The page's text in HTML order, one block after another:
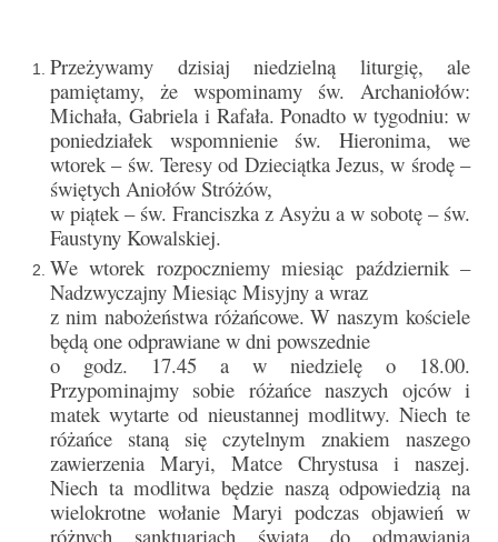
Wspólnoty parafialne
Katecheza parafialna
Niezbędnik Katolika
Kaplica Adoracji
Pracownicy
e-Katolik
Nabożeństwa
Nabożeństwa różne
Pogrzeb katolicki
Sakramenty
Sakrament chrztu
Przeżywamy dzisiaj niedzielną liturgię, ale
pamiętamy, że wspominamy św. Archaniołów:
Michała, Gabriela i Rafała. Ponadto w tygodniu: w
poniedziałek wspomnienie św. Hieronima, we
wtorek – św. Teresy od Dzieciątka Jezus, w środę –
świętych Aniołów Stróżów,
w piątek – św. Franciszka z Asyżu a w sobotę – św.
Faustyny Kowalskiej.
We wtorek rozpoczniemy miesiąc październik –
Nadzwyczajny Miesiąc Misyjny a wraz
z nim nabożeństwa różańcowe. W naszym kościele
będą one odprawiane w dni powszednie
o godz. 17.45 a w niedzielę o 18.00.
Przypominajmy sobie różańce naszych ojców i
matek wytarte od nieustannej modlitwy. Niech te
różańce staną się czytelnym znakiem naszego
zawierzenia Maryi, Matce Chrystusa i naszej.
Niech ta modlitwa będzie naszą odpowiedzią na
wielokrotne wołanie Maryi podczas objawień w
różnych sanktuariach świata do odmawiania